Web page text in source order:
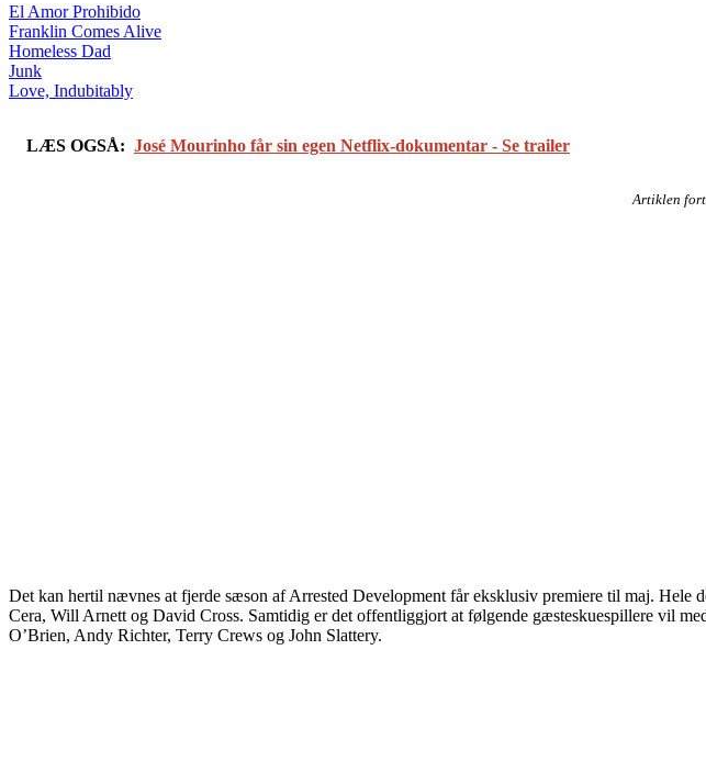
El Amor Prohibido
Franklin Comes Alive
Homeless Dad
Junk
Love, Indubitably
LÆS OGSÅ: José Mourinho får sin egen Netflix-dokumentar - Se trailer
Artiklen
Det kan hertil nævnes at fjerde sæson af Arrested Development får eksklusiv premiere til maj.
Cera, Will Arnett og David Cross. Samtidig er det offentliggjort at følgende gæsteskuespillere vil
O’Brien, Andy Richter, Terry Crews og John Slattery.